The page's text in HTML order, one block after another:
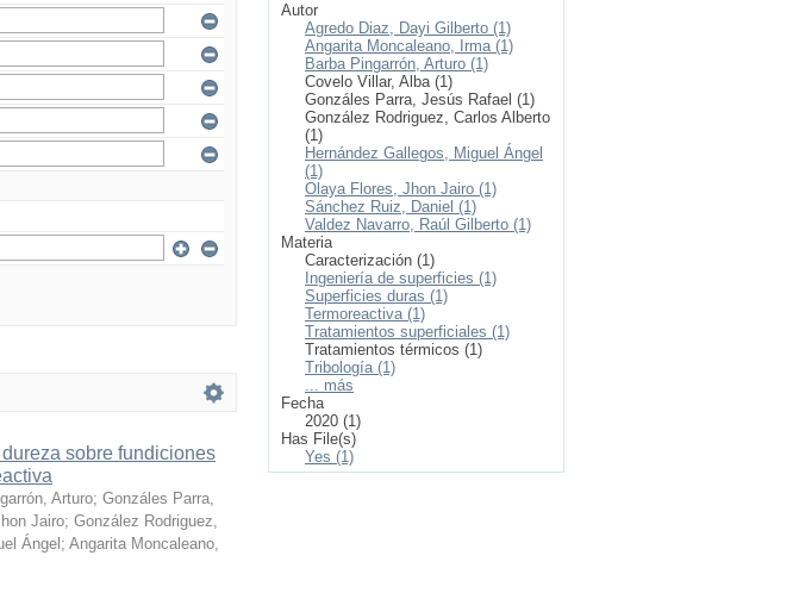
sobre fundiciones
Arturo; Gonzáles Parra,
Jairo; González Rodriguez,
Ángel ; Angarita Moncaleano,
Autor
Agredo Diaz, Dayi Gilberto (1)
Angarita Moncaleano, Irma (1)
Barba Pingarrón, Arturo (1)
Covelo Villar, Alba (1)
Gonzáles Parra, Jesús Rafael (1)
González Rodriguez, Carlos Alberto
(1)
Hernández Gallegos, Miguel Ángel
(1)
Olaya Flores, Jhon Jairo (1)
Sánchez Ruiz, Daniel (1)
Valdez Navarro, Raúl Gilberto (1)
Materia
Caracterización (1)
Ingeniería de superficies (1)
Superficies duras (1)
Termoreactiva (1)
Tratamientos superficiales (1)
Tratamientos térmicos (1)
Tribología (1)
... más
Fecha
2020 (1)
Has File(s)
Yes (1)